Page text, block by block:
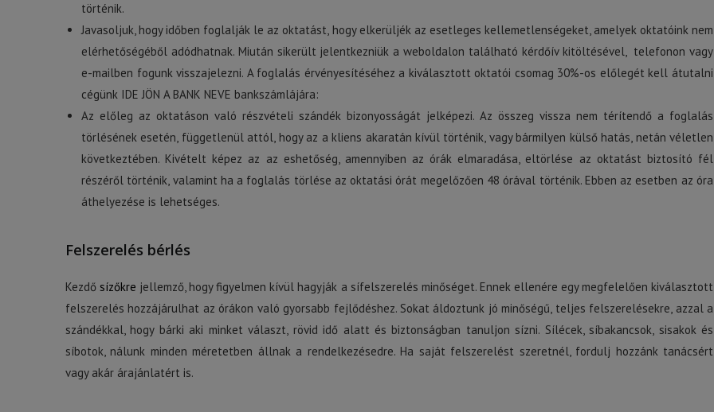
történik.
Javasoljuk, hogy időben foglalják le az oktatást, hogy elkerüljék az esetleges kellemetlenségeket, amelyek oktatóink nem
elérhetőségéből adódhatnak. Miután sikerült jelentkezniük a weboldalon található kérdőív kitöltésével, telefonon vagy
e-mailben fogunk visszajelezni. A foglalás érvényesítéséhez a kiválasztott oktatói csomag 30%-os előlegét kell átutalni
cégünk IDE JÖN A BANK NEVE bankszámlájára:
Az előleg az oktatáson való részvételi szándék bizonyosságát jelképezi. Az összeg vissza nem térítendő a foglalás
törlésének esetén, függetlenül attól, hogy az a kliens akaratán kívül történik, vagy bármilyen külső hatás, netán véletlen
következtében. Kivételt képez az az eshetőség, amennyiben az órák elmaradása, eltörlése az oktatást biztosító fél
részéről történik, valamint ha a foglalás törlése az oktatási órát megelőzően 48 órával történik. Ebben az esetben az óra
áthelyezése is lehetséges.
Felszerelés bérlés
Kezdősízőkre jellemző, hogy figyelmen kívül hagyják a sífelszerelés minőséget. Ennek ellenére egy megfelelően kiválasztott
felszerelés hozzájárulhat az órákon való gyorsabb fejlődéshez. Sokat áldoztunk jó minőségű, teljes felszerelésekre, azzal a
szándékkal, hogy bárki aki minket választ, rövid idő alatt és biztonságban tanuljon sízni. Sílécek, síbakancsok, sisakok és
síbotok, nálunk minden méretetben állnak a rendelkezésedre. Ha saját felszerelést szeretnél, fordulj hozzánk tanácsért
vagy akár árajánlatért is.